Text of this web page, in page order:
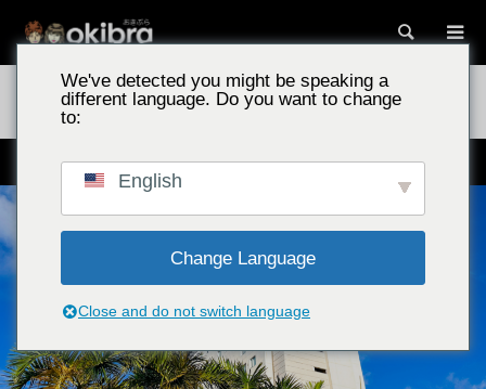
搜索
冲绳景点
诺富特冲绳那霸酒店/那霸市 尽享绝美泳池与早餐自助，尽
可将那霸美景尽收眼底的城市度假村
We've detected you might be speaking a
different language. Do you want to change
to:
English
Change Language
Close and do not switch language